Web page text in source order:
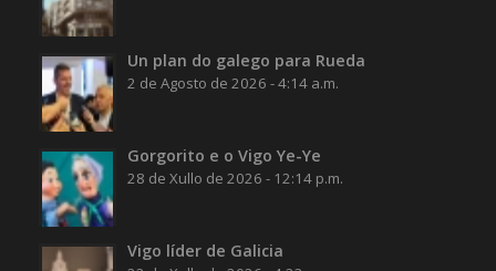
Un plan do galego para Rueda
2 de Agosto de 2026 - 4:14 a.m.
Gorgorito e o Vigo Ye-Ye
28 de Xullo de 2026 - 12:14 p.m.
Vigo líder de Galicia